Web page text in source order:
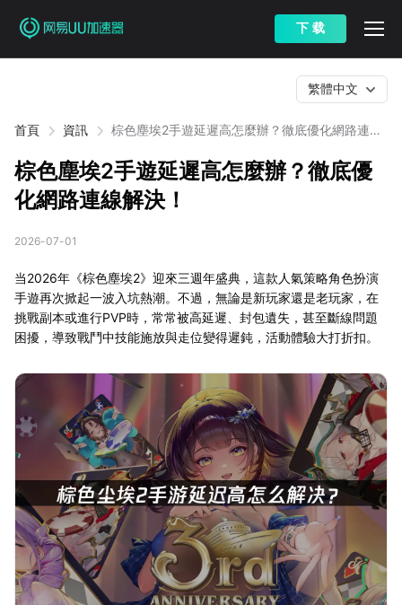
下 载
首頁 資訊
棕色塵埃2手遊延遲高怎麼辦？徹底優化網路連線
繁體中文
棕色塵埃2手遊延遲高怎麼辦？徹底優
化網路連線解決！
2026-07-01
当2026年《棕色塵埃2》迎來三週年盛典，這款人氣策略角色扮演
手遊再次掀起一波入坑熱潮。不過，無論是新玩家還是老玩家，在
挑戰副本或進行PVP時，常常被高延遲、封包遺失，甚至斷線問題
困擾，導致戰鬥中技能施放與走位變得遲鈍，活動體驗大打折扣。